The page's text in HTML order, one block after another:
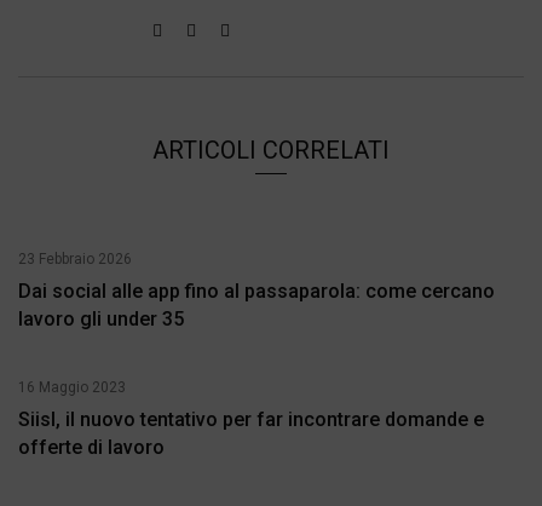
ARTICOLI CORRELATI
23 Febbraio 2026
Dai social alle app fino al passaparola: come cercano
lavoro gli under 35
16 Maggio 2023
Siisl, il nuovo tentativo per far incontrare domande e
offerte di lavoro